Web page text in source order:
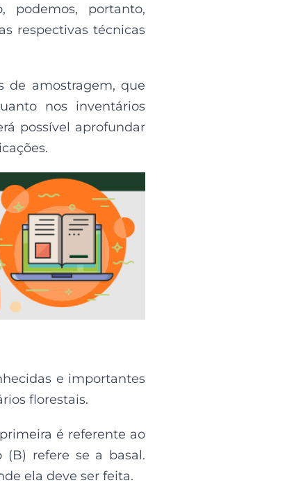
podemos, portanto,
respectivas técnicas
de amostragem, que
nos inventários
possível aprofundar
e importantes
florestais.
é referente ao
(B) refere se a basal.
ela deve ser feita.